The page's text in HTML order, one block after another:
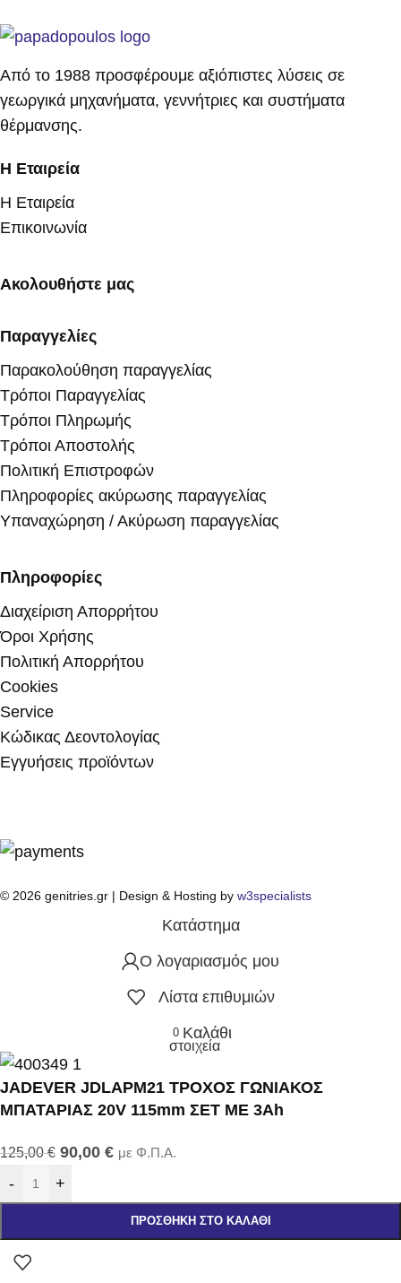
Από το 1988 προσφέρουμε αξιόπιστες λύσεις σε
γεωργικά μηχανήματα, γεννήτριες και συστήματα
θέρμανσης.
Η Εταιρεία
Η Εταιρεία
Επικοινωνία
Ακολουθήστε μας
Παραγγελίες
Παρακολούθηση παραγγελίας
Τρόποι Παραγγελίας
Τρόποι Πληρωμής
Τρόποι Αποστολής
Πολιτική Επιστροφών
Πληροφορίες ακύρωσης παραγγελίας
Υπαναχώρηση / Ακύρωση παραγγελίας
Πληροφορίες
Διαχείριση Απορρήτου
Όροι Χρήσης
Πολιτική Απορρήτου
Cookies
Service
Κώδικας Δεοντολογίας
Εγγυήσεις προϊόντων
© 2026 genitries.gr | Design & Hosting by w3specialists
Κατάστημα
Ο λογαριασμός μου
Λίστα επιθυμιών
0
στοιχεία
Καλάθι
JADEVER JDLAPM21 ΤΡΟΧΟΣ ΓΩΝΙΑΚΟΣ
ΜΠΑΤΑΡΙΑΣ 20V 115mm ΣΕΤ ΜΕ 3Αh
125,00€ 90,00 € με Φ.Π.Α.
- +
ΠΡΟΣΘΉΚΗ ΣΤΟ ΚΑΛΆΘΙ